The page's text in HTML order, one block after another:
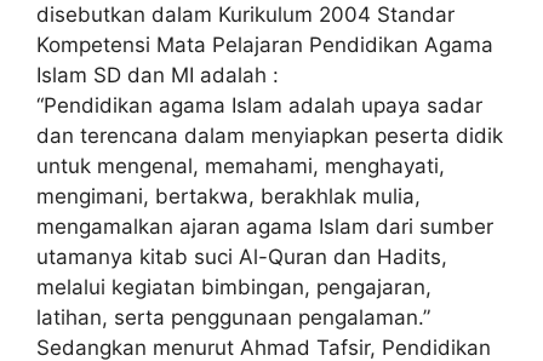
disebutkan dalam Kurikulum 2004 Standar
Kompetensi Mata Pelajaran Pendidikan Agama
Islam SD dan MI adalah :
“Pendidikan agama Islam adalah upaya sadar
dan terencana dalam menyiapkan peserta didik
untuk mengenal, memahami, menghayati,
mengimani, bertakwa, berakhlak mulia,
mengamalkan ajaran agama Islam dari sumber
utamanya kitab suci Al-Quran dan Hadits,
melalui kegiatan bimbingan, pengajaran,
latihan, serta penggunaan pengalaman.”
Sedangkan menurut Ahmad Tafsir, Pendidikan